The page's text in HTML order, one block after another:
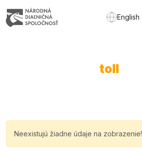
English
toll
Neexistujú žiadne údaje na zobrazenie!